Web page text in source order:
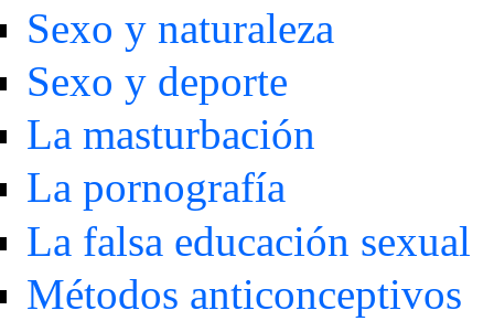
Sexo y naturaleza
Sexo y deporte
La masturbación
La pornografía
La falsa educación sexual
Métodos anticonceptivos